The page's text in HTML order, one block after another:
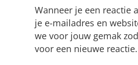
Wanneer je een reactie
je e-mailadres en
we voor jouw gemak
voor een nieuwe